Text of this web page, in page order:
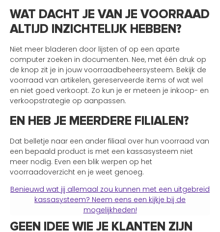
WAT DACHT JE VAN JE VOORRAAD
ALTIJD INZICHTELIJK HEBBEN?
Niet meer bladeren door lijsten of op een aparte
computer zoeken in documenten. Nee, met één druk op
de knop zit je in jouw voorraadbeheersysteem. Bekijk de
voorraad van artikelen, gereserveerde items of wat wel
en niet goed verkoopt. Zo kun je er meteen je inkoop- en
verkoopstrategie op aanpassen.
EN HEB JE MEERDERE FILIALEN?
Dat belletje naar een ander filiaal over hun voorraad van
een bepaald product is met een kassasysteem niet
meer nodig. Even een blik werpen op het
voorraadoverzicht en je weet genoeg.
Benieuwd wat jij allemaal zou kunnen met een uitgebreid
kassasysteem? Neem eens een kijkje bij de
mogelijkheden!
GEEN IDEE WIE JE KLANTEN ZIJN